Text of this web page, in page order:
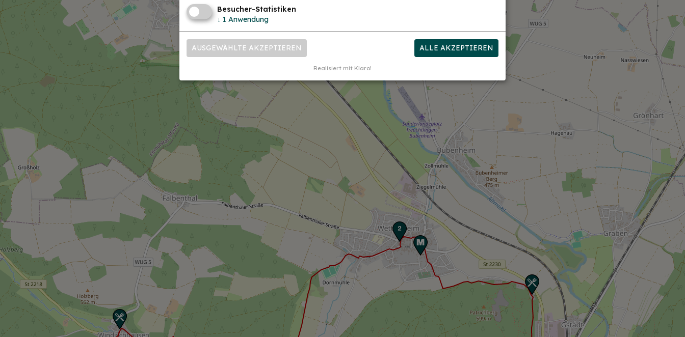
Besucher-Statistiken
↓ 1 Anwendung
AUSGEWÄHLTE AKZEPTIEREN ALLE AKZEPTIEREN
Realisiert mit Klaro!